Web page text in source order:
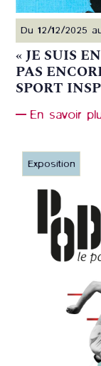
Du 12/12/2025
« JE SUIS
PAS
SPORT
En savoir
Exposition